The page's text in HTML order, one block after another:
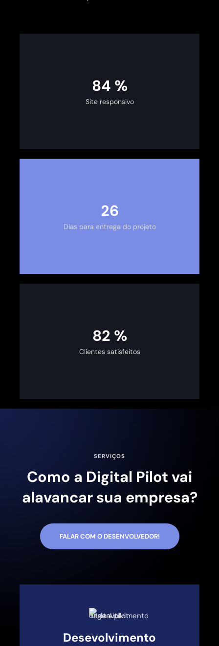
100 %
Site responsivo
30
Dias para entrega do projeto
100 %
Clientes satisfeitos
SERVIÇOS
Como a Digital Pilot vai
alavancar sua empresa?
FALAR COM O DESENVOLVEDOR!
Desevolvimento